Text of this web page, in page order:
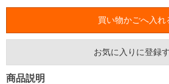
お気に入りに登録
商品説明